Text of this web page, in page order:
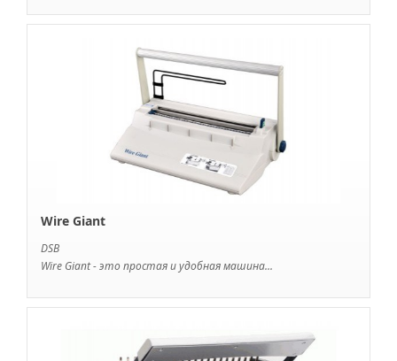
Wire Giant
DSB
Wire Giant - это простая и удобная машина...